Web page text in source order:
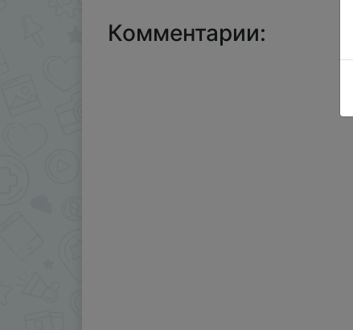
Комментарии: